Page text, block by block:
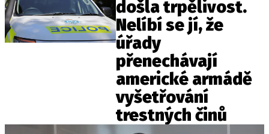
došla trpělivost.
Nelíbí se jí, že
úřady
přenechávají
americké armádě
vyšetřování
trestných činů